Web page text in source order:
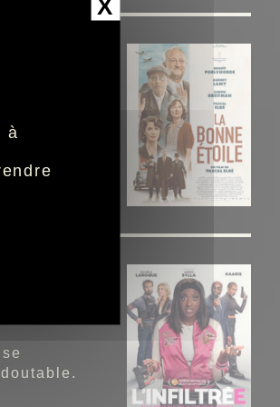
prétendu
X
à